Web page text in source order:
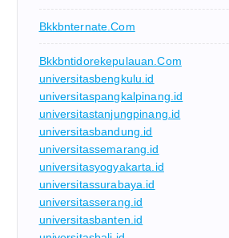
Bkkbnternate.com
Bkkbntidorekepulauan.com
universitasbengkulu.id
universitaspangkalpinang.id
universitastanjungpinang.id
universitasbandung.id
universitassemarang.id
universitasyogyakarta.id
universitassurabaya.id
universitasserang.id
universitasbanten.id